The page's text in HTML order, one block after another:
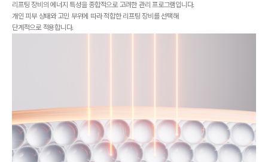
리프팅 장비의 에너지 특성을 종합적으로 고려한 관리 프로그램입니다.
개인 피부 상태와 고민 부위에 따라 적합한 리프팅 장비를 선택해
단계적으로 적용합니다.